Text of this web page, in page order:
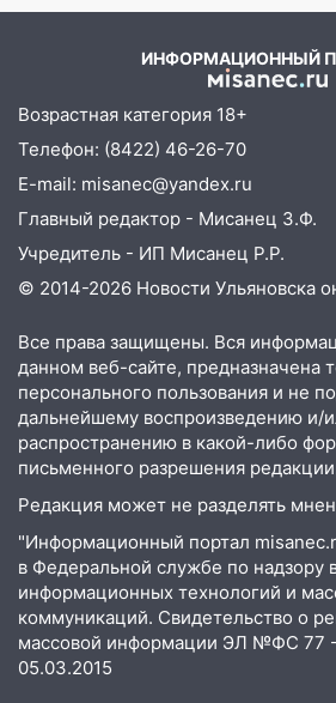
наркодилеров,
избившим мужчину в
08:27
один из шести уникальных
в России
07:02 Жара отступит:
погода в Ульяновске
06:10 Двое мигрантов
летнюю девочку в центре
06:00 Мертвеца выкопали,
мешок и попытались
05:30 Астрологи назвали
опасный день августа:
знак 5 августа
04.08.2026
23:27 Прокуратура
капремонт школы в
22:33 Прокуратура
ИНФОРМАЦИОННЫЙ
Возрастная категория 18+
Телефон: (8422) 46-26-70
E-mail: misanec@yandex.ru
Главный редактор - Мисанец З.Ф.
Учредитель - ИП Мисанец Р.Р.
© 2014-2026 Новости Ульяновска
Все права защищены. Вся
данном веб-сайте, предназначена
персонального пользования и не
дальнейшему воспроизведению и/
распространению в какой-либо
письменного разрешения
Редакция может не разделять
"Информационный портал
в Федеральной службе по надзору
информационных технологий и
коммуникаций. Свидетельство о
массовой информации ЭЛ №ФС 77
05.03.2015